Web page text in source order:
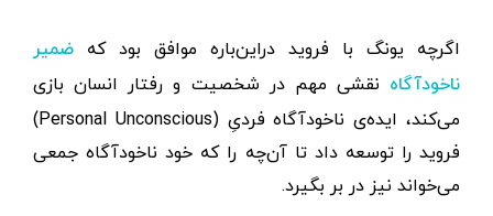
اگرچه یونگ با فروید دراین‌باره موافق بود که ضمیر
ناخودآگاه نقشی مهم در شخصیت و رفتار انسان بازی
می‌کند، ایده‌ی ناخودآگاه فردیِ (Personal Unconscious)
فروید را توسعه داد تا آن‌چه را که خود ناخودآگاه جمعی
می‌خواند نیز در بر بگیرد.